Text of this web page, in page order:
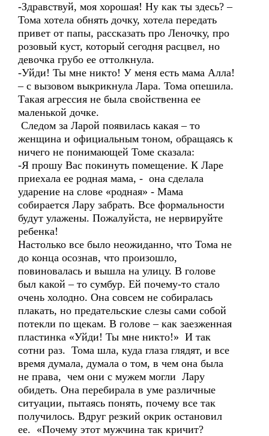
-Здравствуй, моя хорошая! Ну как ты здесь? –
Тома хотела обнять дочку, хотела передать
привет от папы, рассказать про Леночку, про
розовый куст, который сегодня расцвел, но
девочка грубо ее оттолкнула.
-Уйди! Ты мне никто! У меня есть мама Алла!
– с вызовом выкрикнула Лара. Тома опешила.
Такая агрессия не была свойственна ее
маленькой дочке.
Следом за Ларой появилась какая – то
женщина и официальным тоном, обращаясь к
ничего не понимающей Томе сказала:
-Я прошу Вас покинуть помещение. К Ларе
приехала ее родная мама, - она сделала
ударение на слове «родная» - Мама
собирается Лару забрать. Все формальности
будут улажены. Пожалуйста, не нервируйте
ребенка!
Настолько все было неожиданно, что Тома не
до конца осознав, что произошло,
повиновалась и вышла на улицу. В голове
был какой – то сумбур. Ей почему-то стало
очень холодно. Она совсем не собиралась
плакать, но предательские слезы сами собой
потекли по щекам. В голове – как заезженная
пластинка «Уйди! Ты мне никто!» И так
сотни раз. Тома шла, куда глаза глядят, и все
время думала, думала о том, в чем она была
не права, чем они с мужем могли Лару
обидеть. Она перебирала в уме различные
ситуации, пытаясь понять, почему все так
получилось. Вдруг резкий окрик остановил
ее. «Почему этот мужчина так кричит?